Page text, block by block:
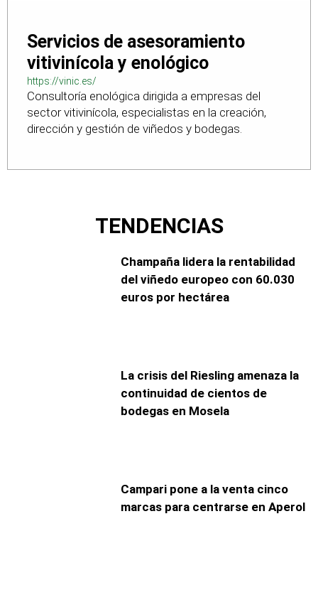
Servicios de asesoramiento
vitivinícola y enológico
https://vinic.es/
Consultoría enológica dirigida a empresas del
sector vitivinícola, especialistas en la creación,
dirección y gestión de viñedos y bodegas.
TENDENCIAS
Champaña lidera la rentabilidad
del viñedo europeo con 60.030
euros por hectárea
La crisis del Riesling amenaza la
continuidad de cientos de
bodegas en Mosela
Campari pone a la venta cinco
marcas para centrarse en Aperol